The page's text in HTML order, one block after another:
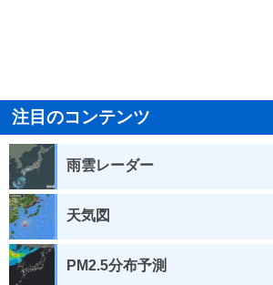
注目のコンテンツ
雨雲レーダー
天気図
PM2.5分布予測